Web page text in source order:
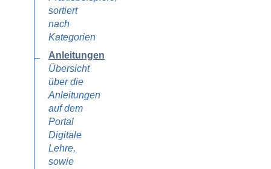
sortiert
nach
Kategorien
Anleitungen
Übersicht
über die
Anleitungen
auf dem
Portal
Digitale
Lehre,
sowie